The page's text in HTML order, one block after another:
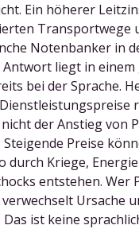
Ein höherer
Transportwege
Notenbanker in
Antwort liegt in
bei der Sprache.
der Anstieg von
Steigende Preise
durch Kriege,
entstehen.
Ursache
ist keine